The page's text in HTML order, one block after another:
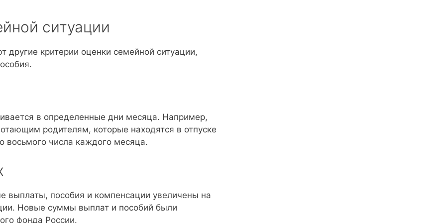
ситуации
критерии оценки семейной ситуации,
в определенные дни месяца. Например,
родителям, которые находятся в отпуске
восьмого числа каждого месяца.
выплаты, пособия и компенсации увеличены на
Новые суммы выплат и пособий были
фонда России.